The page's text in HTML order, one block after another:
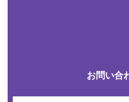
お問い合